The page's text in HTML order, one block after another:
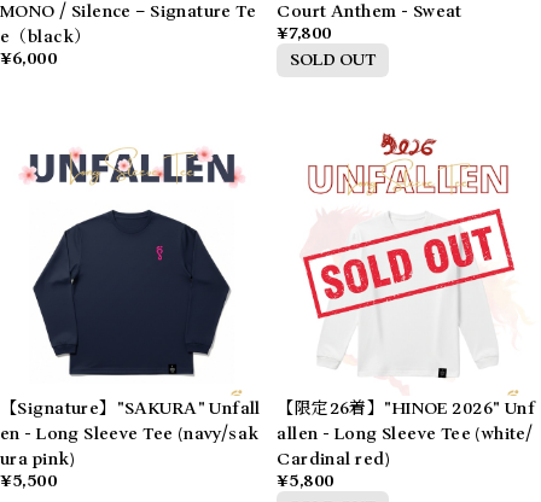
MONO / Silence – Signature Te
e（black）
¥6,000
Court Anthem - Sweat
¥7,800
SOLD OUT
【Signature】"SAKURA" Unfall
en - Long Sleeve Tee (navy/sak
ura pink)
¥5,500
【限定26着】"HINOE 2026" Unf
allen - Long Sleeve Tee (white/
Cardinal red)
¥5,800